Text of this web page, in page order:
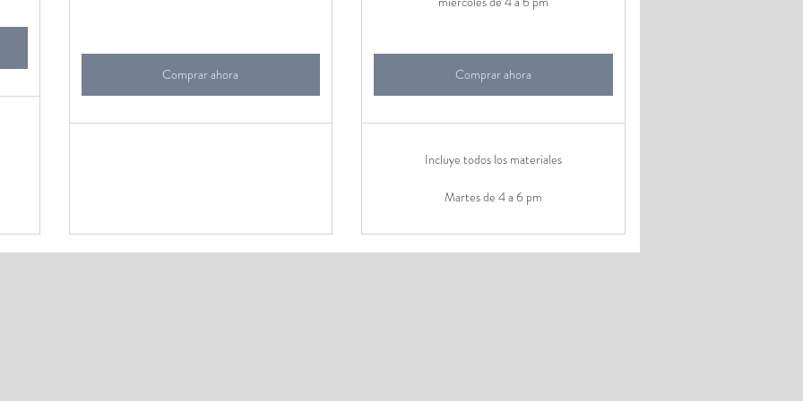
Comprar ahora Comprar ahora
Incluye todos los materiales
Martes de 4 a 6 pm